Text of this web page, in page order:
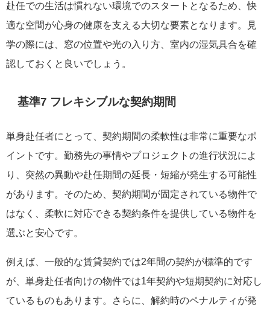
赴任での生活は慣れない環境でのスタートとなるため、快
適な空間が心身の健康を支える大切な要素となります。見
学の際には、窓の位置や光の入り方、室内の湿気具合を確
認しておくと良いでしょう。
基準7 フレキシブルな契約期間
単身赴任者にとって、契約期間の柔軟性は非常に重要なポ
イントです。勤務先の事情やプロジェクトの進行状況によ
り、突然の異動や赴任期間の延長・短縮が発生する可能性
があります。そのため、契約期間が固定されている物件で
はなく、柔軟に対応できる契約条件を提供している物件を
選ぶと安心です。
例えば、一般的な賃貸契約では2年間の契約が標準的です
が、単身赴任者向けの物件では1年契約や短期契約に対応し
ているものもあります。さらに、解約時のペナルティが発